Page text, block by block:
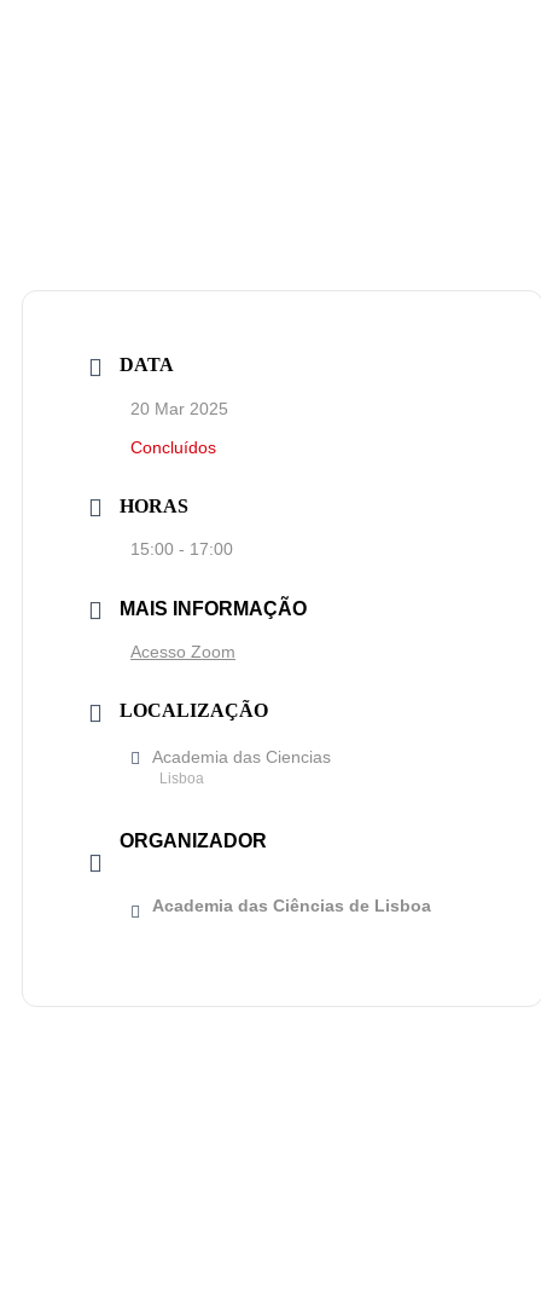
DATA
20 Mar 2025
Concluídos
HORAS
15:00 - 17:00
MAIS INFORMAÇÃO
Acesso Zoom
LOCALIZAÇÃO
Academia das Ciencias
Lisboa
ORGANIZADOR
Academia das Ciências de Lisboa